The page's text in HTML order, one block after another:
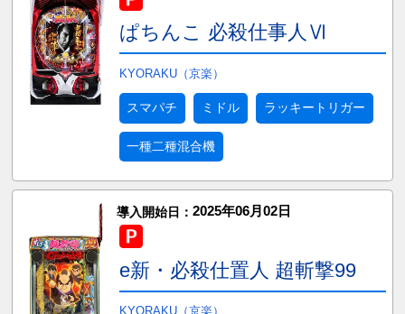
ぱちんこ 必殺仕事人Ⅵ
KYORAKU（京楽）
スマパチ ミドル ラッキートリガー
一種二種混合機
導入開始日： 2025年06月02日
e新・必殺仕置人 超斬撃99
KYORAKU（京楽）